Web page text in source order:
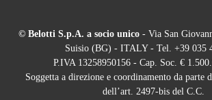
© Belotti S.p.A. a socio unico - Via San
Suisio (BG) - ITALY - Tel. +39 035
P.IVA 13258950156 - Cap. Soc. €
Soggetta a direzione e coordinamento da parte
dell’art. 2497-bis del C.C.